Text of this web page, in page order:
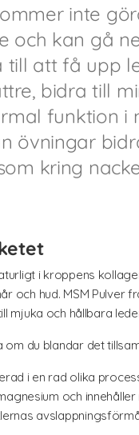
inte
och kan gå
till att få upp
bidra till
funktion i
övningar
kring
i kroppens
och hud. MSM Pulver
mjuka och hållbara
du blandar det
i en rad olika
och